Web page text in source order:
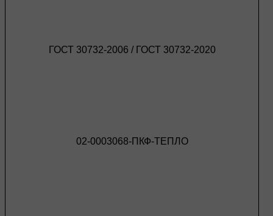
ГОСТ 30732-2006 / ГОСТ 30732-2020
02-0003068-ПКФ-ТЕПЛО